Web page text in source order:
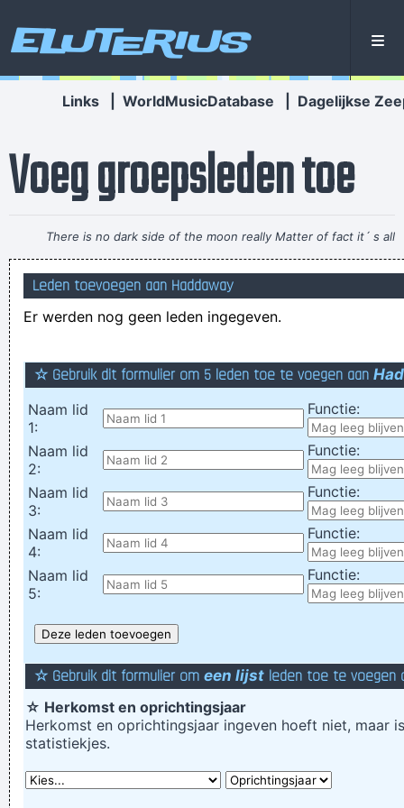
Eluterius
Links WorldMusicDatabase Dagelijkse
Voeg groepsleden toe
There is no dark side of the moon really Matter of fact it´ s all
dark~ Pink Floyd
Bloemen kan men kopen. Sla: ook!
de opticien ziet het met lede ogen aan
Fuck... Ik moet kakken en ik heb daar eigenlijk geen tijd voor
met de neus in de taart vallen
Je reçois le merde volant de ça!!
Scheissfliege!
tot slot moeten we ook nog zeggen, dat je deze ballon niet in
de frigo mag leggen
Ik ga enkele dingen veranderen in mijn leven. Als je niks van
mij hoort ben jij één van die dingen
Mag ik dit gebruiken om naar mijn vader te sturen?
Geej se lèllike voel hod!
Leden toevoegen aan Haddaway
Er werden nog geen leden ingegeven.
☆ Gebruik dit formulier om 5 leden toe te voegen aan
Naam lid
1:
Functie:
Naam lid
2:
Functie:
Naam lid
3:
Functie:
Naam lid
4:
Functie:
Naam lid
5:
Functie:
☆ Gebruik dit formulier om een lijst leden toe te voegen
☆ Herkomst en oprichtingsjaar
Herkomst en oprichtingsjaar ingeven hoeft niet, maar
statistiekjes.